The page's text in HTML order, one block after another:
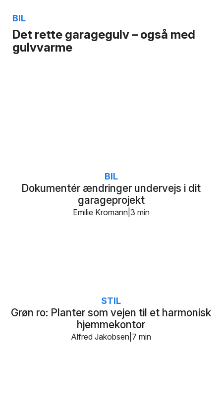
Det rette garagegulv – også med
gulvvarme
BIL
Dokumentér ændringer undervejs i dit
garageprojekt
BIL
3 min
Emilie Kromann
Grøn ro: Planter som vejen til et harmonisk
hjemmekontor
STIL
7 min
Alfred Jakobsen